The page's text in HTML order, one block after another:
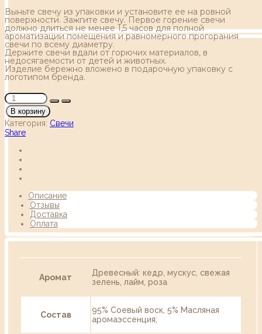
Выньте свечу из упаковки и установите ее на ровной
поверхности. Зажгите свечу. Первое горение свечи
должно длиться не менее 1,5 часов для полной
ароматизации помещения и равномерного прогорания
свечи по всему диаметру.
Держите свечи вдали от горючих материалов, в
недосягаемости от детей и животных.
Изделие бережно вложено в подарочную упаковку с
логотипом бренда.
В корзину
Категория: Свечи
Share
Описание
Отзывы
Доставка
Оплата
Аромат
Древесный: кедр, мускус, свежая
зелень, лайм, роза
Состав
95% Соевый воск, 5% Масляная
аромаэссенция;